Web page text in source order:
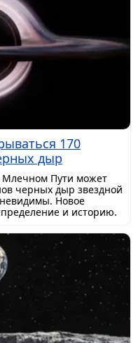
170
дыр
Млечном Пути может
черных дыр звездной
Новое
и историю.